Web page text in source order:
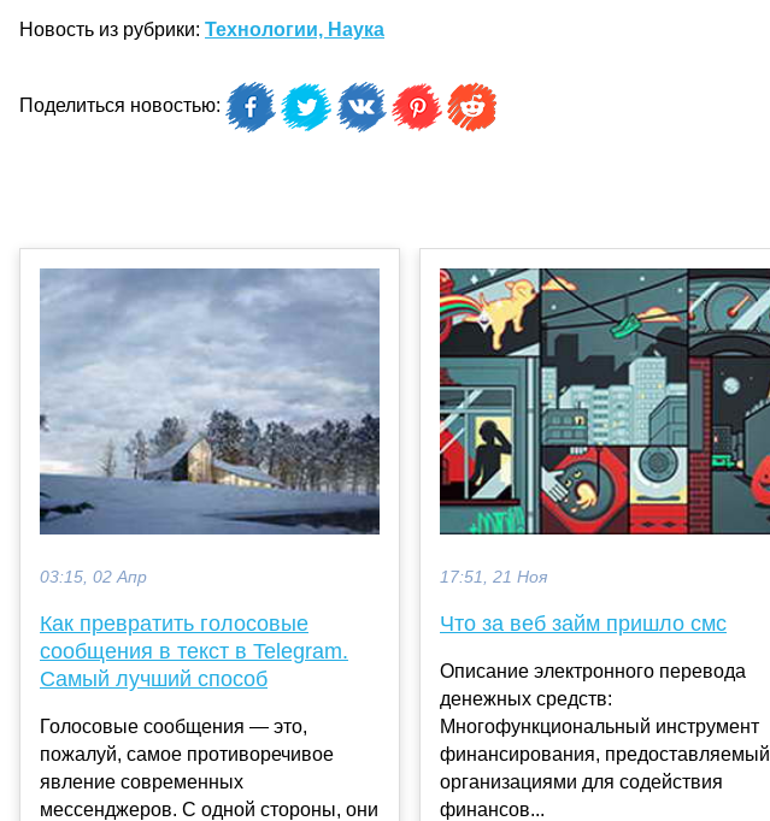
Новость из рубрики: Технологии, Наука
Поделиться новостью:
03:15, 02 Апр
Как превратить голосовые
сообщения в текст в Telegram.
Самый лучший способ
Голосовые сообщения — это,
пожалуй, самое противоречивое
явление современных
мессенджеров. С одной стороны, они
17:51, 21 Ноя
Что за веб займ пришло смс
Описание электронного перевода
денежных средств:
Многофункциональный инструмент
финансирования, предоставляемый
организациями для содействия
финансов...